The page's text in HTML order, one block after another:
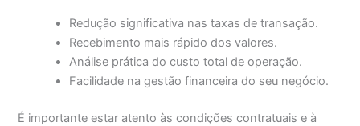
Redução significativa nas taxas de transação.
Recebimento mais rápido dos valores.
Análise prática do custo total de operação.
Facilidade na gestão financeira do seu negócio.
É importante estar atento às condições contratuais e à